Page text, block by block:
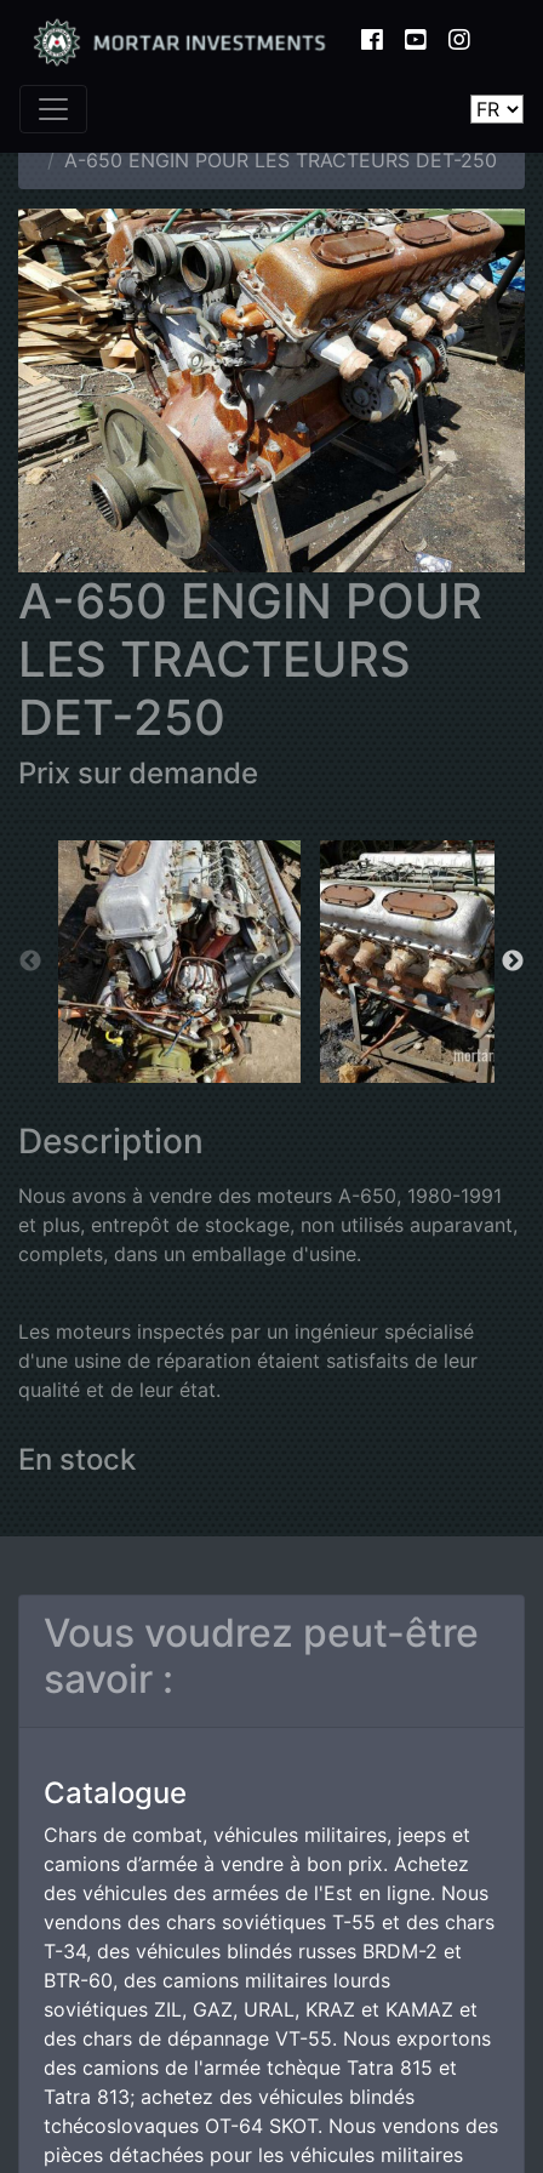
Page d'accueil
Pièces détachées
A-650 ENGIN POUR LES TRACTEURS DET-250
A-650 ENGIN POUR
LES TRACTEURS
DET-250
Prix sur demande
Description
Nous avons à vendre des moteurs A-650, 1980-1991
et plus, entrepôt de stockage, non utilisés auparavant,
complets, dans un emballage d'usine.
Les moteurs inspectés par un ingénieur spécialisé
d'une usine de réparation étaient satisfaits de leur
qualité et de leur état.
En stock
Vous voudrez peut-être
savoir :
Catalogue
Chars de combat, véhicules militaires, jeeps et
camions d’armée à vendre à bon prix. Achetez
des véhicules des armées de l'Est en ligne. Nous
vendons des chars soviétiques T-55 et des chars
T-34, des véhicules blindés russes BRDM-2 et
BTR-60, des camions militaires lourds
soviétiques ZIL, GAZ, URAL, KRAZ et KAMAZ et
des chars de dépannage VT-55. Nous exportons
des camions de l'armée tchèque Tatra 815 et
Tatra 813; achetez des véhicules blindés
tchécoslovaques OT-64 SKOT. Nous vendons des
pièces détachées pour les véhicules militaires